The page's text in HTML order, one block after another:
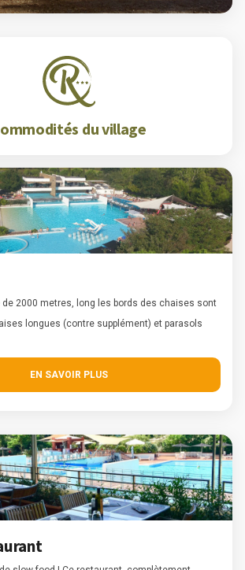
du village
de 2000 metres, long les bords des chaises sont
longues (contre supplément) et parasols
EN SAVOIR PLUS